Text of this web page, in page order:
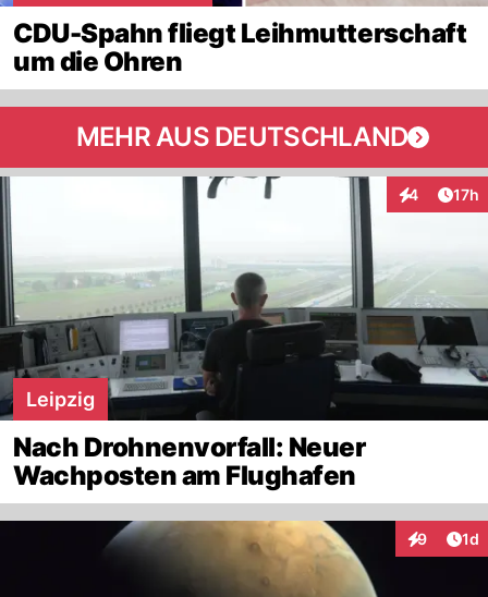
CDU-Spahn fliegt Leihmutterschaft
um die Ohren
MEHR AUS DEUTSCHLAND
4 17h
Leipzig
Nach Drohnenvorfall: Neuer
Wachposten am Flughafen
9 1d